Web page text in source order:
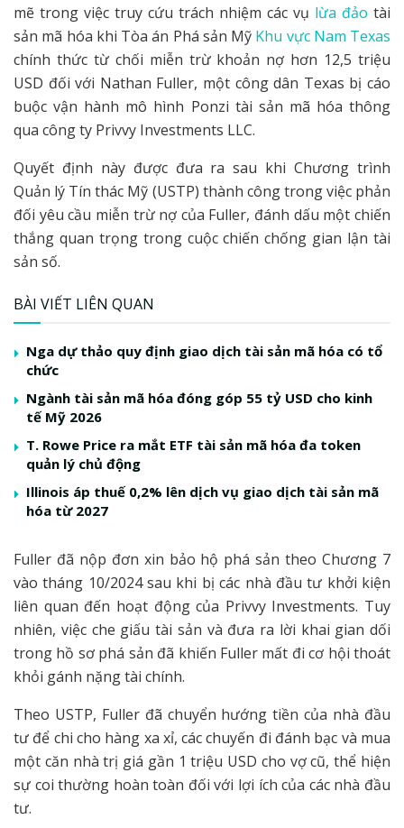
mẽ trong việc truy cứu trách nhiệm các vụ lừa đảo tài
sản mã hóa khi Tòa án Phá sản Mỹ Khu vực Nam Texas
chính thức từ chối miễn trừ khoản nợ hơn 12,5 triệu
USD đối với Nathan Fuller, một công dân Texas bị cáo
buộc vận hành mô hình Ponzi tài sản mã hóa thông
qua công ty Privvy Investments LLC.
Quyết định này được đưa ra sau khi Chương trình
Quản lý Tín thác Mỹ (USTP) thành công trong việc phản
đối yêu cầu miễn trừ nợ của Fuller, đánh dấu một chiến
thắng quan trọng trong cuộc chiến chống gian lận tài
sản số.
BÀI VIẾT LIÊN QUAN
Nga dự thảo quy định giao dịch tài sản mã hóa có tổ
chức
Ngành tài sản mã hóa đóng góp 55 tỷ USD cho kinh
tế Mỹ 2026
T. Rowe Price ra mắt ETF tài sản mã hóa đa token
quản lý chủ động
Illinois áp thuế 0,2% lên dịch vụ giao dịch tài sản mã
hóa từ 2027
Fuller đã nộp đơn xin bảo hộ phá sản theo Chương 7
vào tháng 10/2024 sau khi bị các nhà đầu tư khởi kiện
liên quan đến hoạt động của Privvy Investments. Tuy
nhiên, việc che giấu tài sản và đưa ra lời khai gian dối
trong hồ sơ phá sản đã khiến Fuller mất đi cơ hội thoát
khỏi gánh nặng tài chính.
Theo USTP, Fuller đã chuyển hướng tiền của nhà đầu
tư để chi cho hàng xa xỉ, các chuyến đi đánh bạc và mua
một căn nhà trị giá gần 1 triệu USD cho vợ cũ, thể hiện
sự coi thường hoàn toàn đối với lợi ích của các nhà đầu
tư.